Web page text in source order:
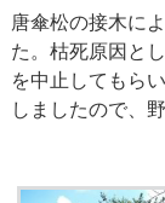
唐傘松の接木に
た。枯死原因と
を中止してもら
しましたので、